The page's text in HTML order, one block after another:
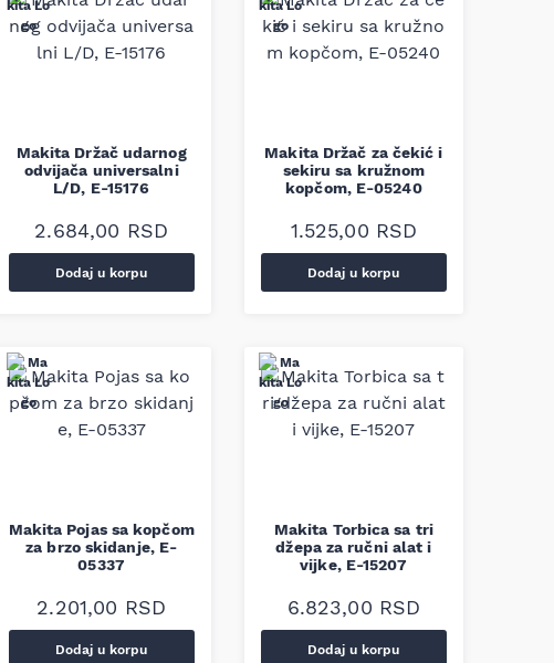
Makita Držač udarnog
odvijača universalni
L/D, E-15176
2.684,00 RSD
Dodaj u korpu
Makita Držač za čekić i
sekiru sa kružnom
kopčom, E-05240
1.525,00 RSD
Dodaj u korpu
Makita Pojas sa kopčom
za brzo skidanje, E-
05337
2.201,00 RSD
Dodaj u korpu
Makita Torbica sa tri
džepa za ručni alat i
vijke, E-15207
6.823,00 RSD
Dodaj u korpu